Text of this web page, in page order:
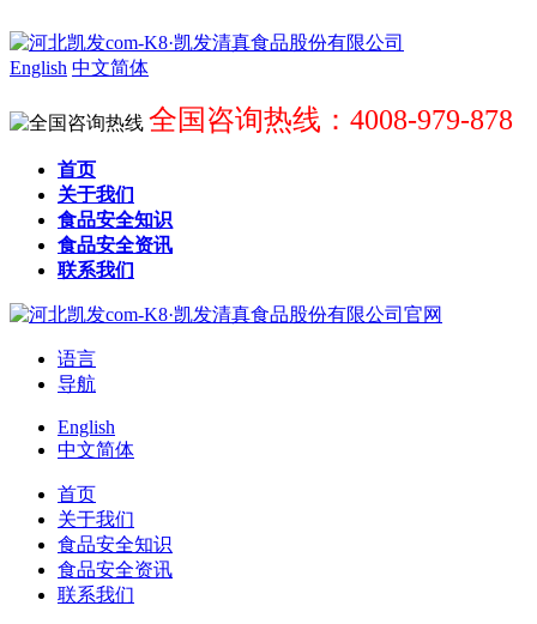
English 中文简体
全国咨询热线：4008-979-878
首页
关于我们
食品安全知识
食品安全资讯
联系我们
语言
导航
English
中文简体
首页
关于我们
食品安全知识
食品安全资讯
联系我们